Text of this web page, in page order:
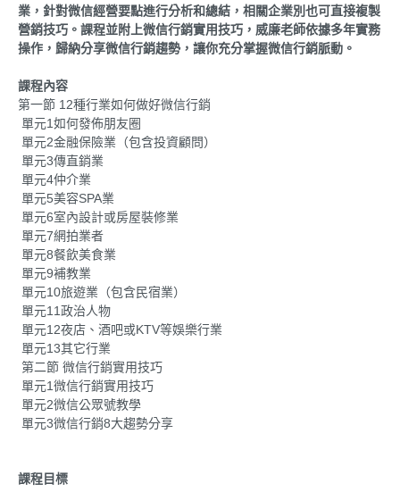
業，針對微信經營要點進行分析和總結，相關企業別也可直接複製
營銷技巧。課程並附上微信行銷實用技巧，威廉老師依據多年實務
操作，歸納分享微信行銷趨勢，讓你充分掌握微信行銷脈動。
課程內容
第一節 12種行業如何做好微信行銷
單元1如何發佈朋友圈
單元2金融保險業（包含投資顧問）
單元3傳直銷業
單元4仲介業
單元5美容SPA業
單元6室內設計或房屋裝修業
單元7網拍業者
單元8餐飲美食業
單元9補教業
單元10旅遊業（包含民宿業）
單元11政治人物
單元12夜店、酒吧或KTV等娛樂行業
單元13其它行業
第二節 微信行銷實用技巧
單元1微信行銷實用技巧
單元2微信公眾號教學
單元3微信行銷8大趨勢分享
課程目標